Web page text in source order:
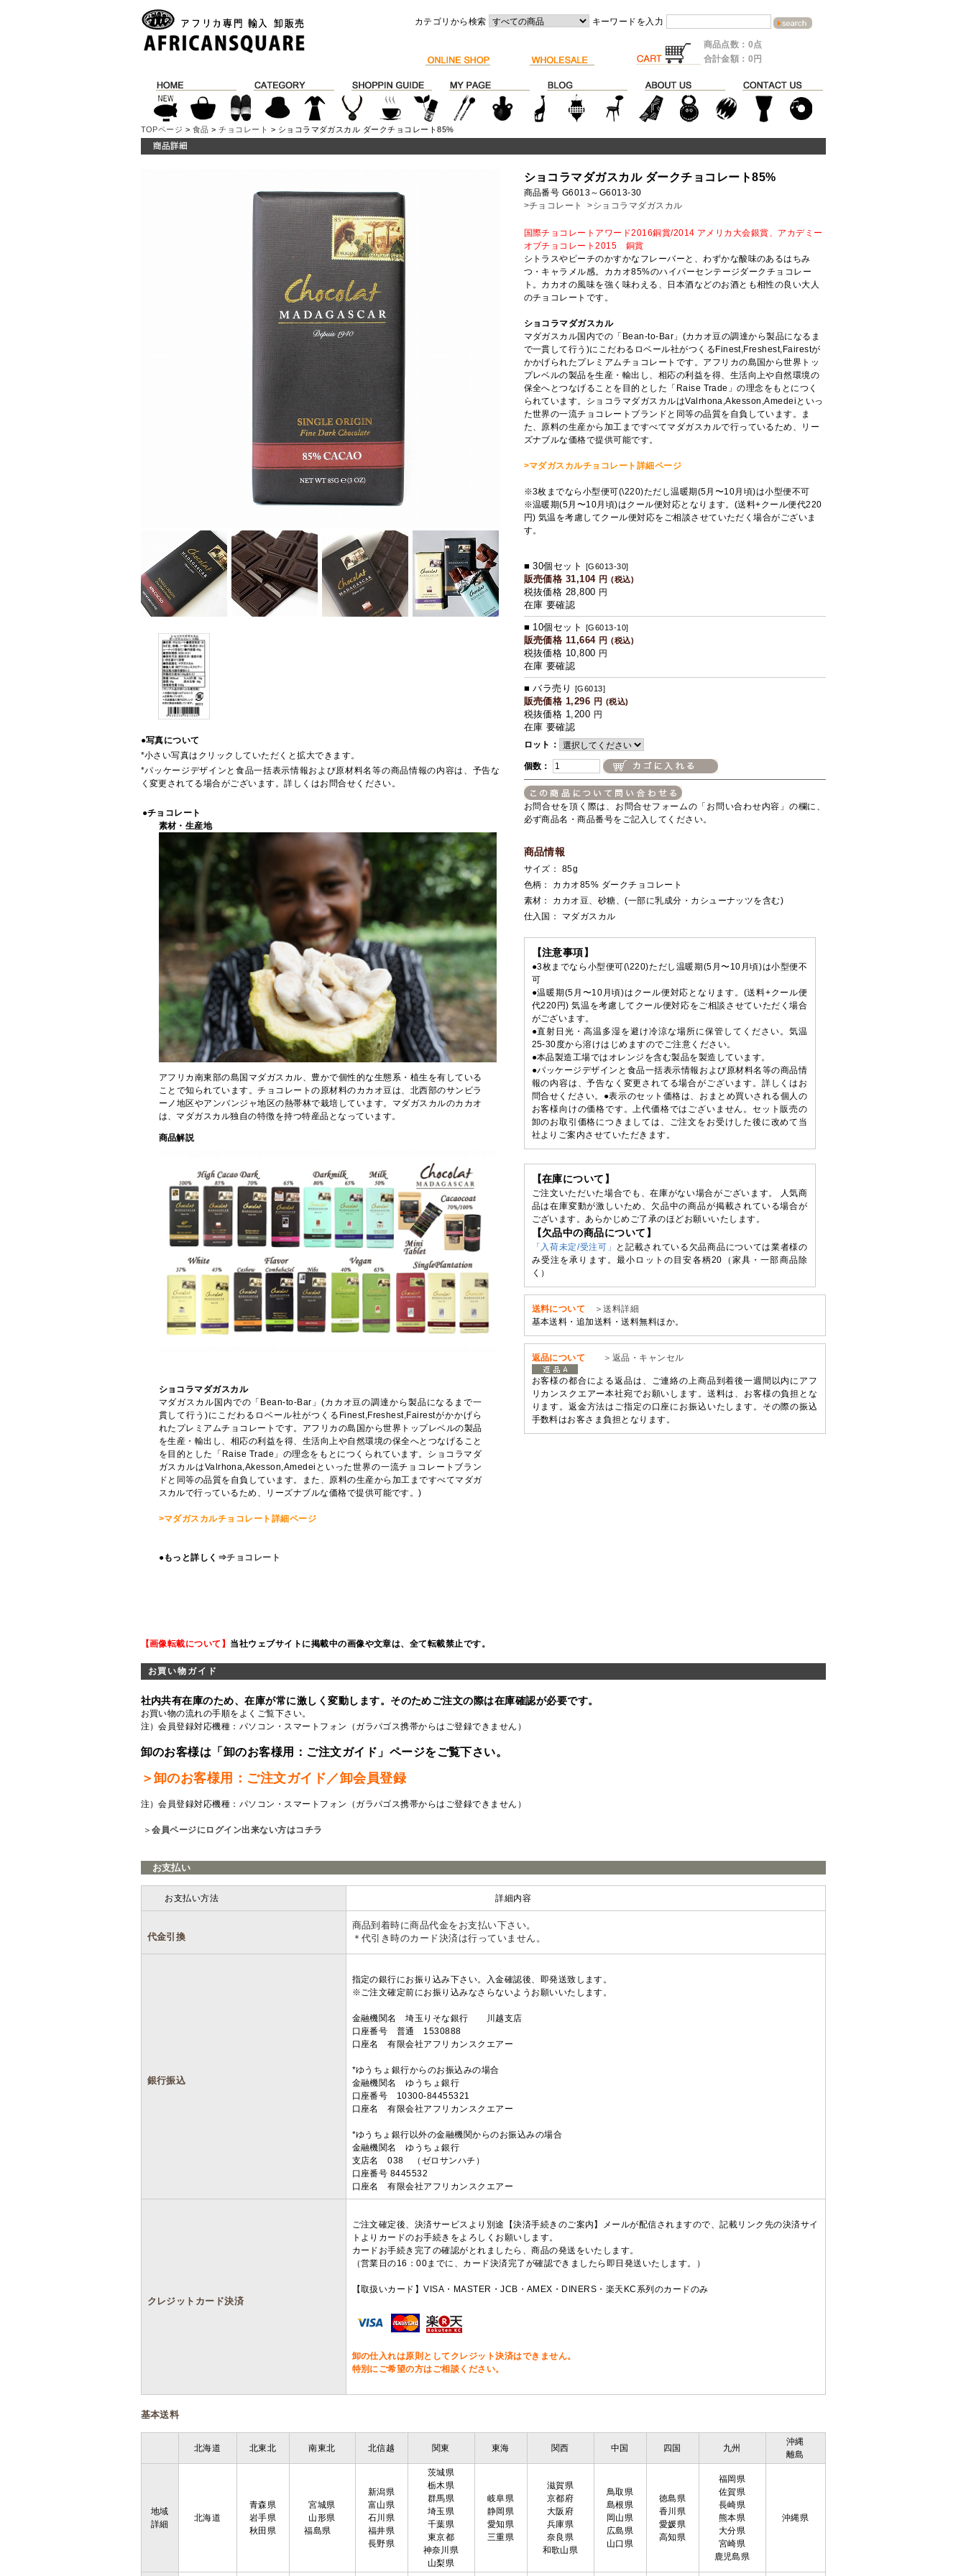
カテゴリから検索 キーワードを入力
商品点数：0点
合計金額：0円
TOPページ > 食品 >チョコレート > ショコラマダガスカル ダークチョコレート85%
●写真について
*小さい写真はクリックしていただくと拡大できます。
*パッケージデザインと食品一括表示情報および原材料名等の商品情報の内容は、予告な
く変更されてる場合がございます。詳しくはお問合せください。
●チョコレート
素材・生産地
アフリカ南東部の島国マダガスカル、豊かで個性的な生態系・植生を有している
ことで知られています。チョコレートの原材料のカカオ豆は、北西部のサンビラ
ーノ地区やアンバンジャ地区の熱帯林で栽培しています。マダガスカルのカカオ
は、マダガスカル独自の特徴を持つ特産品となっています。
商品解説
ショコラマダガスカル
マダガスカル国内での「Bean-to-Bar」(カカオ豆の調達から製品になるまで一
貫して行う)にこだわるロベール社がつくるFinest,Freshest,Fairestがかかげら
れたプレミアムチョコレートです。アフリカの島国から世界トップレベルの製品
を生産・輸出し、相応の利益を得、生活向上や自然環境の保全へとつなげること
を目的とした「Raise Trade」の理念をもとにつくられています。ショコラマダ
ガスカルはValrhona,Akesson,Amedeiといった世界の一流チョコレートブラン
ドと同等の品質を自負しています。また、原料の生産から加工まですべてマダガ
スカルで行っているため、リーズナブルな価格で提供可能です。)
>マダガスカルチョコレート詳細ページ
●もっと詳しく⇒チョコレート
ショコラマダガスカル ダークチョコレート85%
商品番号 G6013～G6013-30
>チョコレート
>ショコラマダガスカル
国際チョコレートアワード2016銅賞/2014 アメリカ大会銀賞、アカデミー
オブチョコレート2015 銅賞
シトラスやピーチのかすかなフレーバーと、わずかな酸味のあるはちみ
つ・キャラメル感。カカオ85%のハイパーセンテージダークチョコレー
ト。カカオの風味を強く味わえる、日本酒などのお酒とも相性の良い大人
のチョコレートです。
ショコラマダガスカル
マダガスカル国内での「Bean-to-Bar」(カカオ豆の調達から製品になるま
で一貫して行う)にこだわるロベール社がつくるFinest,Freshest,Fairestが
かかげられたプレミアムチョコレートです。アフリカの島国から世界トッ
プレベルの製品を生産・輸出し、相応の利益を得、生活向上や自然環境の
保全へとつなげることを目的とした「Raise Trade」の理念をもとにつく
られています。ショコラマダガスカルはValrhona,Akesson,Amedeiといっ
た世界の一流チョコレートブランドと同等の品質を自負しています。ま
た、原料の生産から加工まですべてマダガスカルで行っているため、リー
ズナブルな価格で提供可能です。
>マダガスカルチョコレート詳細ページ
※3枚までなら小型便可(\220)ただし温暖期(5月〜10月頃)は小型便不可
※温暖期(5月〜10月頃)はクール便対応となります。(送料+クール便代220
円) 気温を考慮してクール便対応をご相談させていただく場合がございま
す。
■ 30個セット [G6013-30]
販売価格 31,104 円 (税込)
税抜価格 28,800 円
在庫 要確認
■ 10個セット [G6013-10]
販売価格 11,664 円 (税込)
税抜価格 10,800 円
在庫 要確認
■ バラ売り [G6013]
販売価格 1,296 円 (税込)
税抜価格 1,200 円
在庫 要確認
ロット：
個数：
お問合せを頂く際は、お問合せフォームの「お問い合わせ内容」の欄に、
必ず商品名・商品番号をご記入してください。
商品情報
サイズ： 85g
色柄： カカオ85% ダークチョコレート
素材： カカオ豆、砂糖、(一部に乳成分・カシューナッツを含む)
仕入国： マダガスカル
【注意事項】
●3枚までなら小型便可(\220)ただし温暖期(5月〜10月頃)は小型便不
可
●温暖期(5月〜10月頃)はクール便対応となります。(送料+クール便
代220円) 気温を考慮してクール便対応をご相談させていただく場合
がございます。
●直射日光・高温多湿を避け冷涼な場所に保管してください。気温
25-30度から溶けはじめますのでご注意ください。
●本品製造工場ではオレンジを含む製品を製造しています。
●パッケージデザインと食品一括表示情報および原材料名等の商品情
報の内容は、予告なく変更されてる場合がございます。詳しくはお
問合せください。●表示のセット価格は、おまとめ買いされる個人の
お客様向けの価格です。上代価格ではございません。セット販売の
卸のお取引価格につきましては、ご注文をお受けした後に改めて当
社よりご案内させていただきます。
【在庫について】
ご注文いただいた場合でも、在庫がない場合がございます。 人気商
品は在庫変動が激しいため、欠品中の商品が掲載されている場合が
ございます。あらかじめご了承のほどお願いいたします。
【欠品中の商品について】
「入荷未定/受注可」
と記載されている欠品商品については業者様の
み受注を承ります。最小ロットの目安各柄20（家具・一部商品除
く）
送料について
＞送料詳細
基本送料・追加送料・送料無料ほか。
返品について ＞返品・キャンセル
お客様の都合による返品は、ご連絡の上商品到着後一週間以内にアフ
リカンスクエアー本社宛でお願いします。送料は、お客様の負担とな
ります。返金方法はご指定の口座にお振込いたします。その際の振込
手数料はお客さま負担となります。
【画像転載について】 当社ウェブサイトに掲載中の画像や文章は、全て転載禁止です。
お買い物ガイド
社内共有在庫のため、在庫が常に激しく変動します。そのためご注文の際は在庫確認が必要です。
お買い物の流れの手順をよくご覧下さい。
注）会員登録対応機種：パソコン・スマートフォン（ガラパゴス携帯からはご登録できません）
卸のお客様は「卸のお客様用：ご注文ガイド」ページをご覧下さい。
＞卸のお客様用：ご注文ガイド／卸会員登録
注）会員登録対応機種：パソコン・スマートフォン（ガラパゴス携帯からはご登録できません）
＞会員ページにログイン出来ない方はコチラ
お支払い
お支払い方法 詳細内容
代金引換
商品到着時に商品代金をお支払い下さい。
＊代引き時のカード決済は行っていません。
銀行振込
指定の銀行にお振り込み下さい。入金確認後、即発送致します。
※ご注文確定前にお振り込みなさらないようお願いいたします。
金融機関名 埼玉りそな銀行 川越支店
口座番号 普通 1530888
口座名 有限会社アフリカンスクエアー
*ゆうちょ銀行からのお振込みの場合
金融機関名 ゆうちょ銀行
口座番号 10300-84455321
口座名 有限会社アフリカンスクエアー
*ゆうちょ銀行以外の金融機関からのお振込みの場合
金融機関名 ゆうちょ銀行
支店名 038 （ゼロサンハチ）
口座番号 8445532
口座名 有限会社アフリカンスクエアー
クレジットカード決済
ご注文確定後、決済サービスより別途【決済手続きのご案内】メールが配信されますので、記載リンク先の決済サイ
トよりカードのお手続きをよろしくお願いします。
カードお手続き完了の確認がとれましたら、商品の発送をいたします。
（営業日の16：00までに、カード決済完了が確認できましたら即日発送いたします。）
【取扱いカード】VISA・MASTER・JCB・AMEX・DINERS・楽天KC系列のカードのみ
卸の仕入れは原則としてクレジット決済はできません。
特別にご希望の方はご相談ください。
基本送料
北海道 北東北 南東北 北信越 関東 東海 関西 中国 四国 九州
沖縄
離島
地域
詳細
北海道
青森県
岩手県
秋田県
宮城県
山形県
福島県
新潟県
富山県
石川県
福井県
長野県
茨城県
栃木県
群馬県
埼玉県
千葉県
東京都
神奈川県
山梨県
岐阜県
静岡県
愛知県
三重県
滋賀県
京都府
大阪府
兵庫県
奈良県
和歌山県
鳥取県
島根県
岡山県
広島県
山口県
徳島県
香川県
愛媛県
高知県
福岡県
佐賀県
長崎県
熊本県
大分県
宮崎県
鹿児島県
沖縄県